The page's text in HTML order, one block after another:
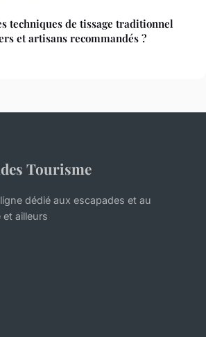
techniques de tissage traditionnel
et artisans recommandés ?
Tourisme
dédié aux escapades et au
ailleurs